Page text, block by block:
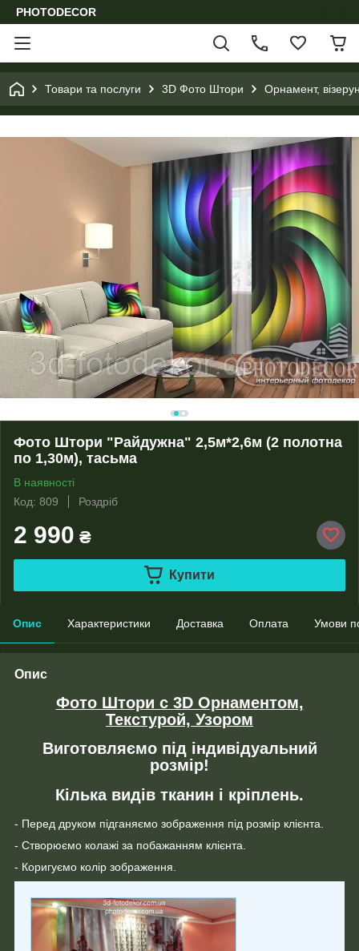
PHOTODECOR
Товари та послуги 3D Фото Штори Орнамент,
Фото Штори "Райдужна" 2,5м*2,6м (2 полотна
по 1,30м), тасьма
В наявності
Код: 809
Роздріб
2 990 ₴
Купити
Опис Характеристики Доставка Оплата Умови
Опис
Фото Штори с 3D Орнаментом,
Текстурой, Узором
Виготовляємо під індивідуальний
розмір!
Кілька видів тканин і кріплень.
- Перед друком підганяємо зображення під розмір клієнта.
- Створюємо колажі за побажанням клієнта.
- Коригуємо колір зображення.